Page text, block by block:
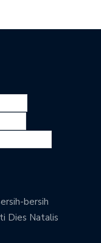
bersih
Dies Natalis